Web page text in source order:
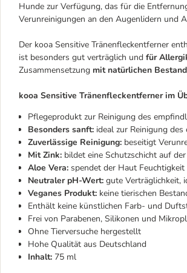
Hunde zur Verfügung, das für die
Verunreinigungen an den Augenlidern und
Der kooa Sensitive Tränenfleckentferner
ist besonders gut verträglich und für
Zusammensetzung mit natürlichen
kooa Sensitive Tränenfleckentferner im
Pflegeprodukt zur Reinigung des
Besonders sanft: ideal zur Reinigung
Zuverlässige Reinigung: beseitigt
Mit Zink: bildet eine Schutzschicht auf
Aloe Vera: spendet der Haut Feuchtigkeit
Neutraler pH-Wert: gute Verträglichkeit,
Veganes Produkt: keine tierischen
Enthält keine künstlichen Farb- und
Frei von Parabenen, Silikonen und
Ohne Tierversuche hergestellt
Hohe Qualität aus Deutschland
Inhalt: 75 ml